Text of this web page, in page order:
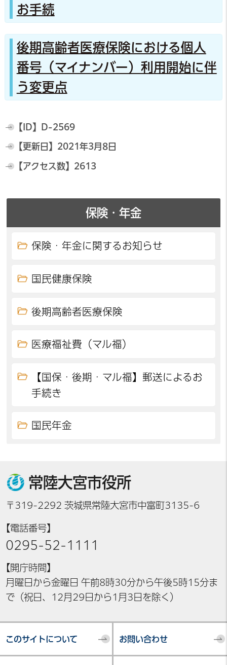
お手続
後期高齢者医療保険における個人
番号（マイナンバー）利用開始に伴
う変更点
【ID】 D-2569
【更新日】 2021年3月8日
【アクセス数】 2613
保険・年金
保険・年金に関するお知らせ
国民健康保険
後期高齢者医療保険
医療福祉費（マル福）
【国保・後期・マル福】郵送によるお
手続き
国民年金
常陸大宮市役所
〒319-2292 茨城県常陸大宮市中富町3135-6
【電話番号】
0295-52-1111
【開庁時間】
月曜日から金曜日 午前8時30分から午後5時15分ま
で（祝日、12月29日から1月3日を除く）
このサイトについて お問い合わせ